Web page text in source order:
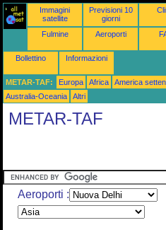
Immagini
satellite
Previsioni 10
giorni
Fulmine Aeroporti
Bollettino Informazioni
METAR-TAF: Europa Africa America
Australia-Oceania
Altri
METAR-TAF
Aeroporti :